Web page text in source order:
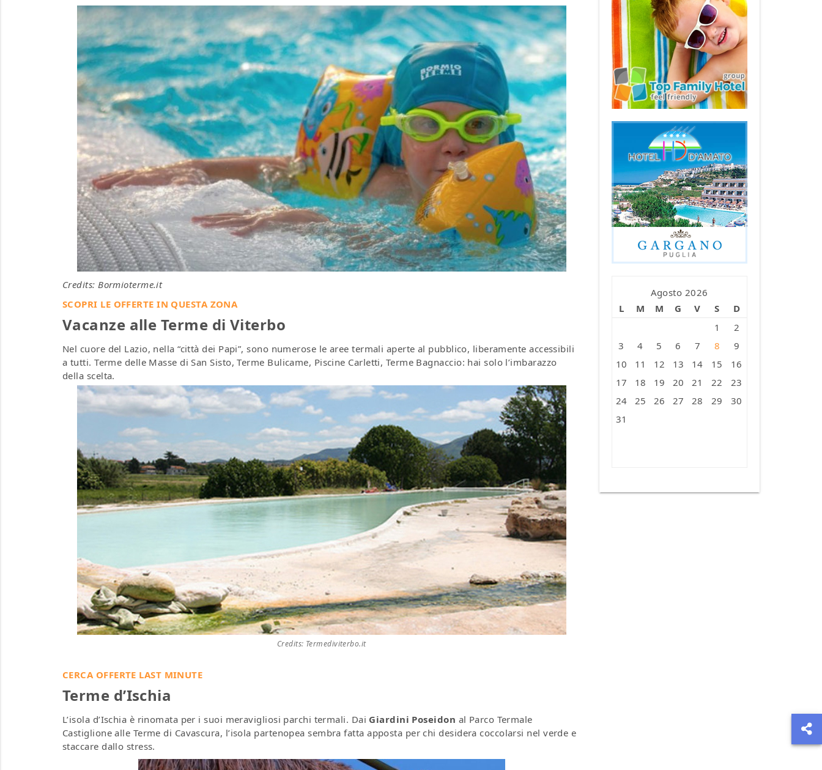
Credits: Bormioterme.it
SCOPRI LE OFFERTE IN QUESTA ZONA
Vacanze alle Terme di Viterbo
Nel cuore del Lazio, nella “città dei Papi”, sono numerose le aree termali aperte al pubblico, liberamente accessibili
a tutti. Terme delle Masse di San Sisto, Terme Bulicame, Piscine Carletti, Terme Bagnaccio: hai solo l’imbarazzo
della scelta.
Credits: Termediviterbo.it
CERCA OFFERTE LAST MINUTE
Terme d’Ischia
L’isola d’Ischia è rinomata per i suoi meravigliosi parchi termali. Dai Giardini Poseidon al Parco Termale
Castiglione alle Terme di Cavascura, l’isola partenopea sembra fatta apposta per chi desidera coccolarsi nel verde e
staccare dallo stress.
Agosto 2026
L
M M G V S
D
1
2
3
4 5 6 7 8
9
10
11 12 13 14 15
16
17
18 19 20 21 22
23
24
25 26 27 28 29
30
31